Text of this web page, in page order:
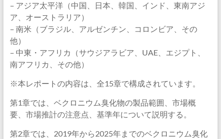
– アジア太平洋（中国、日本、韓国、インド、東南アジ
ア、オーストラリア）
– 南米（ブラジル、アルゼンチン、コロンビア、その
他）
– 中東・アフリカ（サウジアラビア、UAE、エジプト、
南アフリカ、その他）
※本レポートの内容は、全15章で構成されています。
第1章では、ベクロニウム臭化物の製品範囲、市場概
要、市場推計の注意点、基準年について説明する。
第2章では、2019年から2025年までのベクロニウム臭化